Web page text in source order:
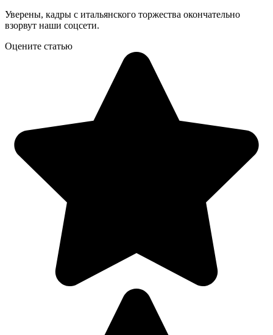
Уверены, кадры с итальянского торжества окончательно
взорвут наши соцсети.
Оцените статью